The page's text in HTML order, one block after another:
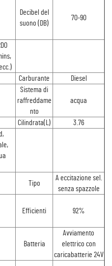
Decibel del
suono (DB)
70-90
Carburante Diesel
Sistema di
raffreddame
nto
acqua
Cilindrata(L) 3.76
Tipo
A eccitazione sel.
senza spazzole
Efficienti 92%
Batteria
Avviamento
elettrico con
caricabatterie 24V